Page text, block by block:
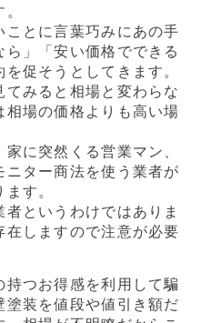
とに言葉巧みにあの手
」「安い価格でできる
促そうとしてきます。
みると相場と変わらな
場の価格よりも高い場
に突然くる営業マン、
ター商法を使う業者が
す。
というわけではありま
しますので注意が必要
つお得感を利用して騙
装を値段や値引き額だ